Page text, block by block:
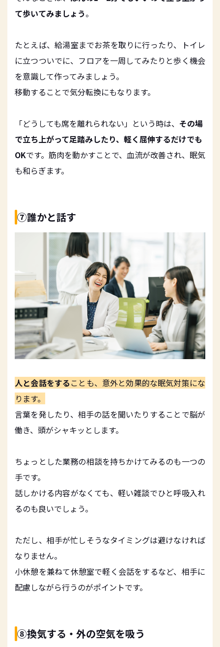
て歩いてみましょう。
たとえば、給湯室までお茶を取りに行ったり、トイレ
に立つついでに、フロアを一周してみたりと歩く機会
を意識して作ってみましょう。
移動することで気分転換にもなります。
「どうしても席を離れられない」という時は、 その場
で立ち上がって足踏みしたり、軽く屈伸するだけでも
OKです。筋肉を動かすことで、血流が改善され、眠気
も和らぎます。
⑦誰かと話す
人と会話をすることも、意外と効果的な眠気対策にな
ります。
言葉を発したり、相手の話を聞いたりすることで脳が
働き、頭がシャキッとします。
ちょっとした業務の相談を持ちかけてみるのも一つの
手です。
話しかける内容がなくても、軽い雑談でひと呼吸入れ
るのも良いでしょう。
ただし、相手が忙しそうなタイミングは避けなければ
なりません。
小休憩を兼ねて休憩室で軽く会話をするなど、相手に
配慮しながら行うのがポイントです。
⑧換気する・外の空気を吸う